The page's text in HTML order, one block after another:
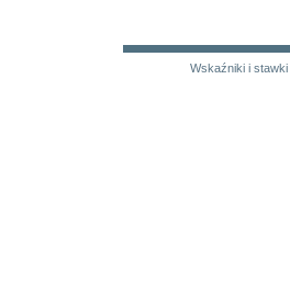
Wskaźniki i stawki